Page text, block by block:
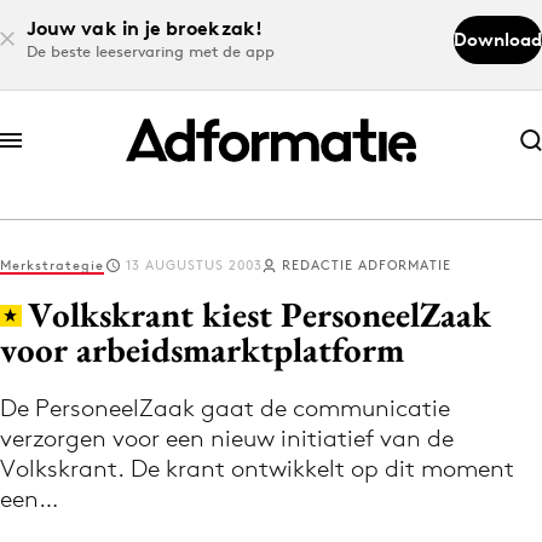
Jouw vak in je broekzak!
De beste leeservaring met de app
Download
Abonneer nu
Abonneer nu
Log in
Download de app
Volg het laatste nieuws via de Adformatie
Nieuws app
Merkstrategie 13 AUGUSTUS 2003 REDACTIE ADFORMATIE
Volkskrant kiest PersoneelZaak
voor arbeidsmarktplatform
De PersoneelZaak gaat de communicatie
verzorgen voor een nieuw initiatief van de
Volkskrant. De krant ontwikkelt op dit moment
een…